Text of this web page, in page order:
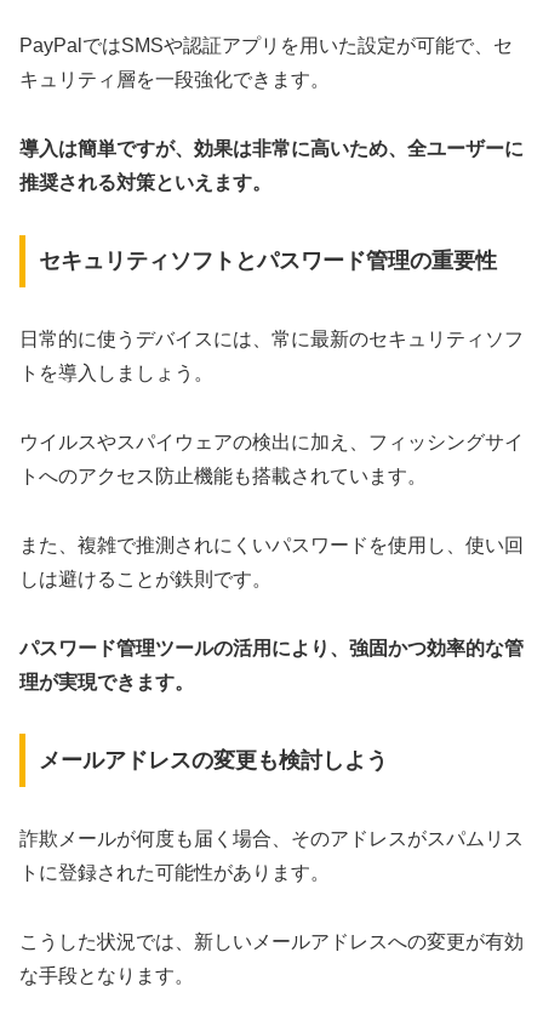
PayPalではSMSや認証アプリを用いた設定が可能で、セ
キュリティ層を一段強化できます。
導入は簡単ですが、効果は非常に高いため、全ユーザーに
推奨される対策といえます。
セキュリティソフトとパスワード管理の重要性
日常的に使うデバイスには、常に最新のセキュリティソフ
トを導入しましょう。
ウイルスやスパイウェアの検出に加え、フィッシングサイ
トへのアクセス防止機能も搭載されています。
また、複雑で推測されにくいパスワードを使用し、使い回
しは避けることが鉄則です。
パスワード管理ツールの活用により、強固かつ効率的な管
理が実現できます。
メールアドレスの変更も検討しよう
詐欺メールが何度も届く場合、そのアドレスがスパムリス
トに登録された可能性があります。
こうした状況では、新しいメールアドレスへの変更が有効
な手段となります。